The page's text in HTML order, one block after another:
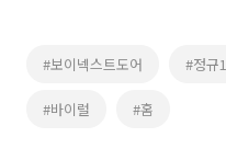
#보이넥스트도어 #정규
#바이럴 #홈